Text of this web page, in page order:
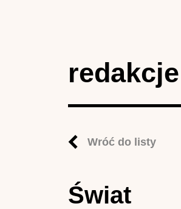
redakcje
Wróć do listy
Świat